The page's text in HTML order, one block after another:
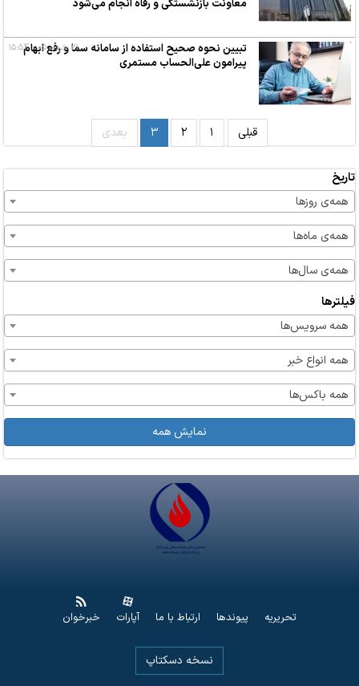
معاونت بازنشستگی و رفاه انجام می‌شود
تبیین نحوه صحیح استفاده از سامانه سما و رفع ابهام
پیرامون علی‌الحساب مستمری
۲۱ خرداد ۰۵ - ۱۵:۵۴
قبلی ۱ ۲ ۳ بعدی
تاریخ
همه‌ی روزها
همه‌ی ماه‌ها
همه‌ی سال‌ها
فیلترها
همه سرویس‌ها
همه انواع خبر
همه باکس‌ها
نمایش همه
تحریریه پیوندها ارتباط با ما آپارات خبرخوان
نسخه دسکتاپ